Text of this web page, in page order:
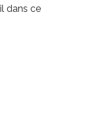
dans ce